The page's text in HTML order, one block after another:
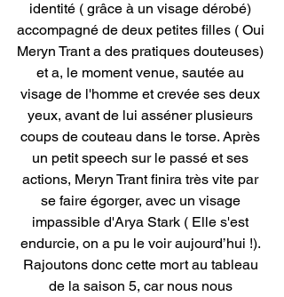
identité ( grâce à un visage dérobé)
accompagné de deux petites filles ( Oui
Meryn Trant a des pratiques douteuses)
et a, le moment venue, sautée au
visage de l'homme et crevée ses deux
yeux, avant de lui asséner plusieurs
coups de couteau dans le torse. Après
un petit speech sur le passé et ses
actions, Meryn Trant finira très vite par
se faire égorger, avec un visage
impassible d'Arya Stark ( Elle s'est
endurcie, on a pu le voir aujourd’hui !).
Rajoutons donc cette mort au tableau
de la saison 5, car nous nous